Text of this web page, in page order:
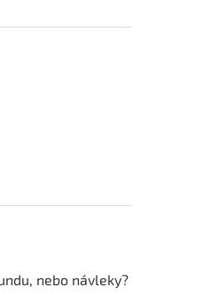
nebo návleky?